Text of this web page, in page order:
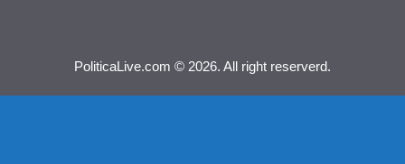
PoliticaLive.com © 2026. All right reserverd.